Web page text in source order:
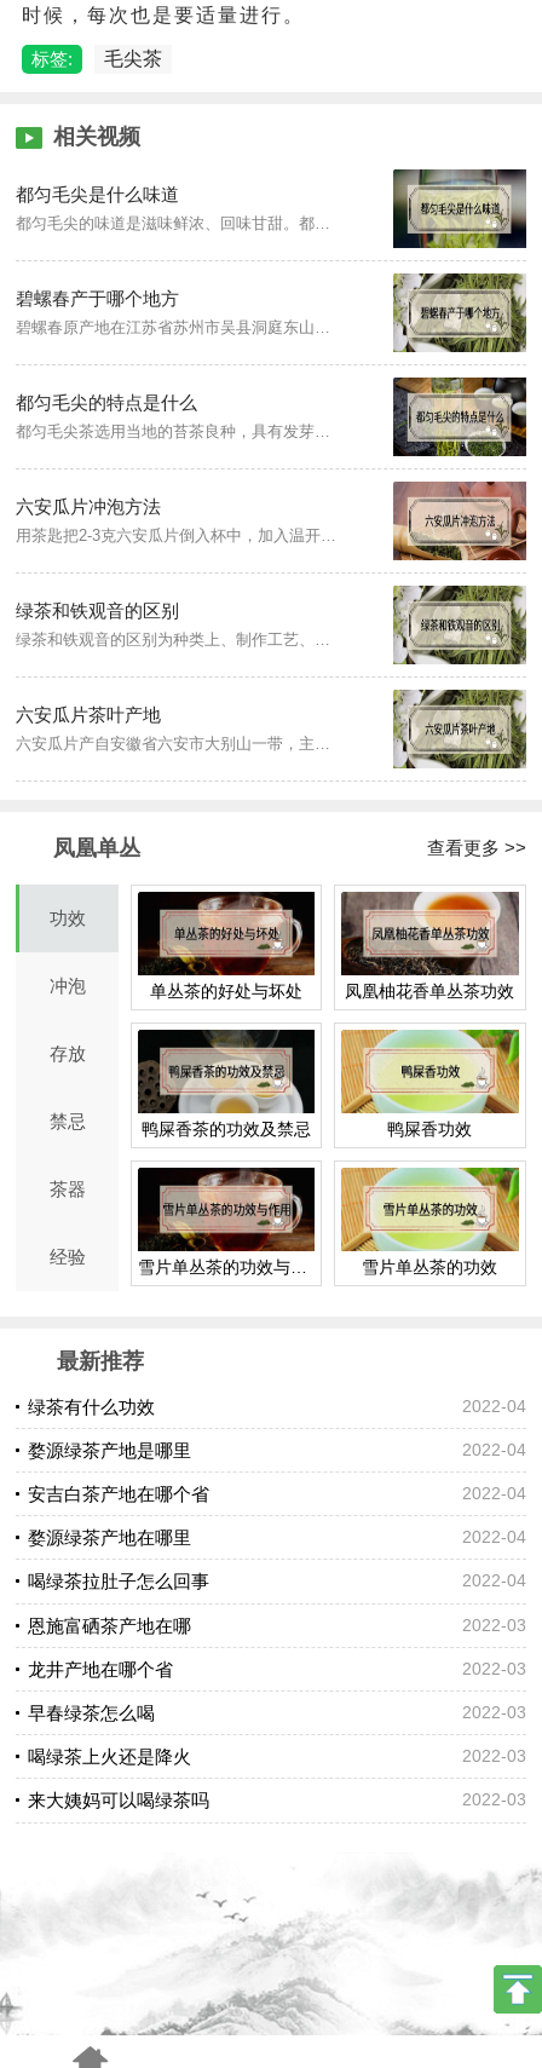
时候，每次也是要适量进行。
标签: 毛尖茶
相关视频
都匀毛尖是什么味道
碧螺春产于哪个地方
都匀毛尖的特点是什么
六安瓜片冲泡方法
绿茶和铁观音的区别
六安瓜片茶叶产地
凤凰单丛 查看更多 >>
功效
冲泡
存放
禁忌
茶器
经验
单丛茶的好处与坏处 凤凰柚花香单丛茶功效
鸭屎香茶的功效及禁忌 鸭屎香功效
雪片单丛茶的功效与作用 雪片单丛茶的功效
最新推荐
绿茶有什么功效 2022-04
婺源绿茶产地是哪里 2022-04
安吉白茶产地在哪个省 2022-04
婺源绿茶产地在哪里 2022-04
喝绿茶拉肚子怎么回事 2022-04
恩施富硒茶产地在哪 2022-03
龙井产地在哪个省 2022-03
早春绿茶怎么喝 2022-03
喝绿茶上火还是降火 2022-03
来大姨妈可以喝绿茶吗 2022-03